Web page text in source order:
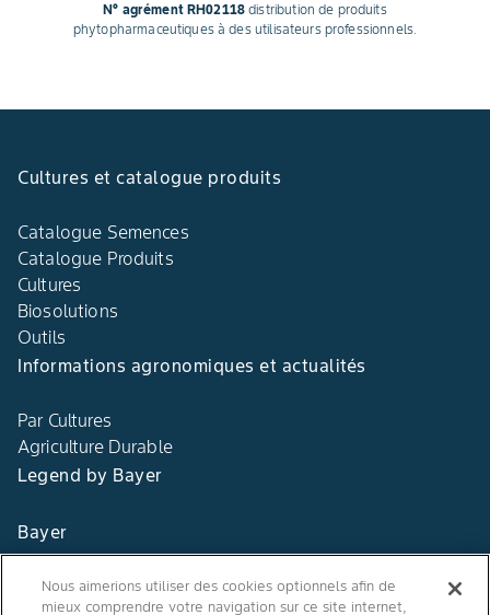
N° agrément RH02118 distribution de produits
phytopharmaceutiques à des utilisateurs professionnels.
Cultures et catalogue produits
Catalogue Semences
Catalogue Produits
Cultures
Biosolutions
Outils
Informations agronomiques et actualités
Par Cultures
Agriculture Durable
Legend by Bayer
Bayer
Contact
Nous aimerions utiliser des cookies optionnels afin de
mieux comprendre votre navigation sur ce site internet,